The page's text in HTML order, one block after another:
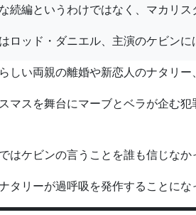
続編というわけではなく、マカリ
ロッド・ダニエル、主演のケビン
しい両親の離婚や新恋人のナタリ
マスを舞台にマーブとベラが企む
はケビンの言うことを誰も信じな
タリーが過呼吸を発作することにな